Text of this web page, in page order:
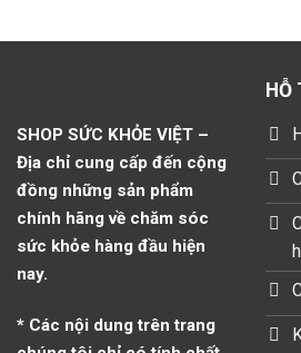
SHOP SỨC KHỎE VIỆT –
Địa chỉ cung cấp đến cộng
đồng những sản phẩm
chính hãng về chăm sóc
sức khỏe hàng đầu hiện
nay.
* Các nội dung trên trang
HỖ